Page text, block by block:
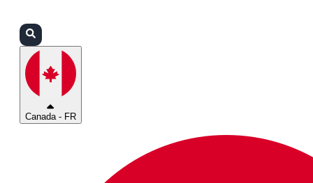
Canada - FR